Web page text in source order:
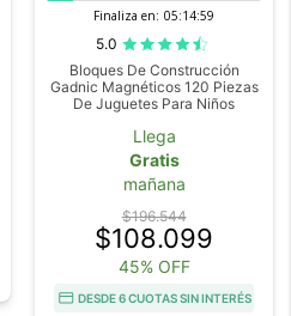
Finaliza en: 05:14:58
5.0
Bloques De Construcción
Gadnic Magnéticos 120 Piezas
De Juguetes Para Niños
Llega
Gratis
mañana
$196.544
$108.099
45% OFF
DESDE 6 CUOTAS SIN INTERÉS